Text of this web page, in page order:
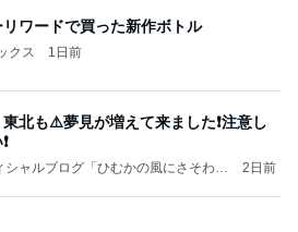
ワードで買った新作ボトル
クス 1日前
北も⚠️夢見が増えて来ました❗️注意し
シャルブログ「ひむかの風にさそわれ
2日前